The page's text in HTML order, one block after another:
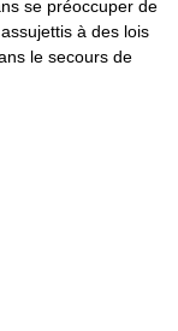
se préoccuper de
à des lois
le secours de